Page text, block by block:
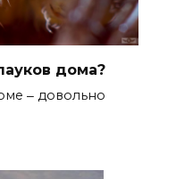
дома?
‒ довольно